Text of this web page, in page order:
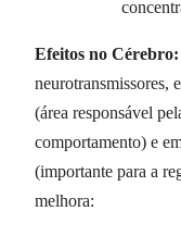
Efeitos no Cérebro:
neurotransmissores,
(área responsável
comportamento) e
(importante para a
melhora: